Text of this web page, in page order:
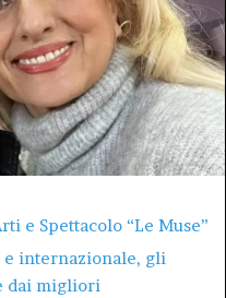
e Spettacolo “Le Muse”
e internazionale, gli
dai migliori